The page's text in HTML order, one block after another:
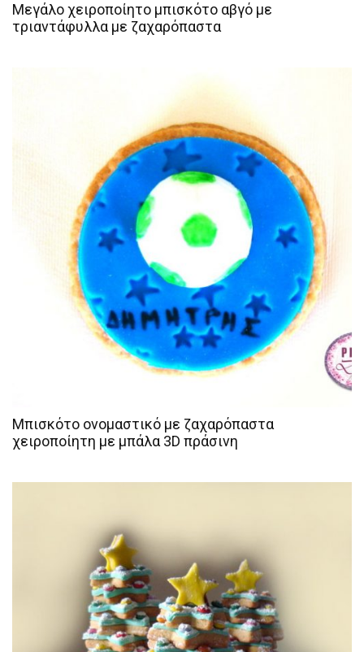
Μεγάλο χειροποίητο μπισκότο αβγό με
τριαντάφυλλα με ζαχαρόπαστα
Μπισκότο ονομαστικό με ζαχαρόπαστα
χειροποίητη με μπάλα 3D πράσινη